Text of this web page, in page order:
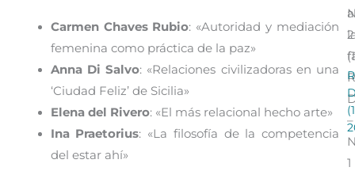
Carmen Chaves Rubio: «Autoridad y mediación
femenina como práctica de la paz»
Anna Di Salvo: «Relaciones civilizadoras en una
‘Ciudad Feliz’ de Sicilia»
Elena del Rivero: «El más relacional hecho arte»
Ina Praetorius: «La filosofía de la competencia
del estar ahí»
a
–
1
2